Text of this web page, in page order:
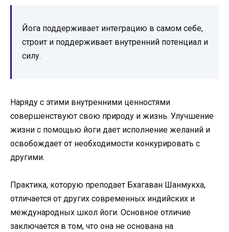
Йога поддерживает интеграцию в самом себе,
строит и поддерживает внутренний потенциал и
силу.
Наряду с этими внутренними ценностями
совершенствуют свою природу и жизнь. Улучшение
жизни с помощью йоги дает исполнение желаний и
освобождает от необходимости конкурировать с
другими.
Практика, которую преподает Бхагаван Шанмукха,
отличается от других современных индийских и
международных школ йоги. Основное отличие
заключается в том, что она не основана на